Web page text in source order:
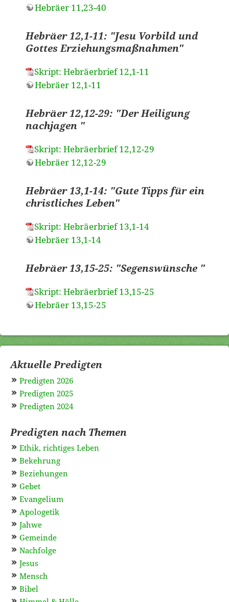
Hebräer 11,23-40
Hebräer 12,1-11: "Jesu Vorbild und
Gottes Erziehungsmaßnahmen"
Skript: Hebräerbrief 12,1-11
Hebräer 12,1-11
Hebräer 12,12-29: "Der Heiligung
nachjagen "
Skript: Hebräerbrief 12,12-29
Hebräer 12,12-29
Hebräer 13,1-14: "Gute Tipps für ein
christliches Leben"
Skript: Hebräerbrief 13,1-14
Hebräer 13,1-14
Hebräer 13,15-25: "Segenswünsche "
Skript: Hebräerbrief 13,15-25
Hebräer 13,15-25
Aktuelle Predigten
Predigten 2026
Predigten 2025
Predigten 2024
Predigten nach Themen
Ethik, richtiges Leben
Bekehrung
Beziehungen
Gebet
Evangelium
Apologetik
Jahwe
Gemeinde
Nachfolge
Jesus
Mensch
Bibel